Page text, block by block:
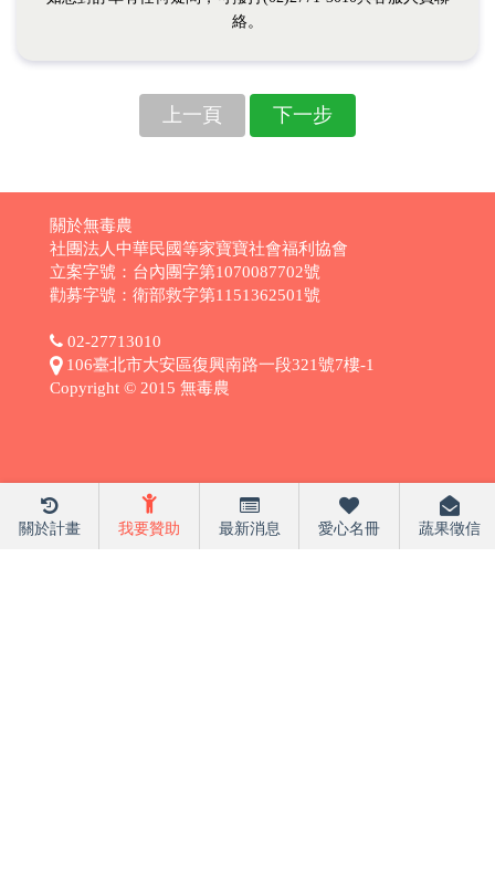
絡。
上一頁 下一步
關於計畫 我要贊助 最新消息 愛心名冊 蔬果徵信
關於無毒農
社團法人中華民國等家寶寶社會福利協會
立案字號：台內團字第1070087702號
勸募字號：衛部救字第1151362501號
02-27713010
106臺北市大安區復興南路一段321號7樓-1
Copyright © 2015 無毒農